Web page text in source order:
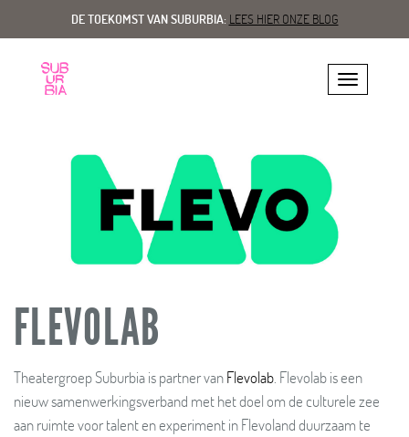
DE TOEKOMST VAN SUBURBIA: LEES HIER ONZE BLOG
Toggle
FLEVOLAB
Theatergroep Suburbia is partner vanFlevolab. Flevolab is een
nieuw samenwerkingsverband met het doel om de culturele zee
aan ruimte voor talent en experiment in Flevoland duurzaam te